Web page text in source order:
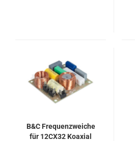
B&C Frequenzweiche
für 12CX32 Koaxial